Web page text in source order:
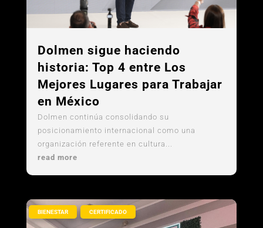
Dolmen sigue haciendo
historia: Top 4 entre Los
Mejores Lugares para Trabajar
en México
Dolmen continúa consolidando su
posicionamiento internacional como una
organización referente en cultura...
read more
BIENESTAR CERTIFICADO